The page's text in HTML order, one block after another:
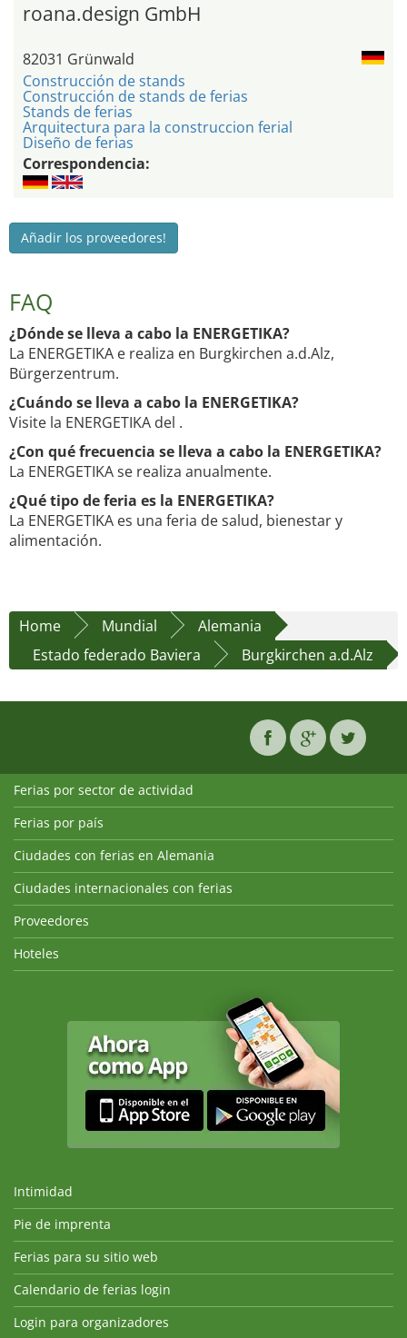
roana.design GmbH
82031 Grünwald
Construcción de stands
Construcción de stands de ferias
Stands de ferias
Arquitectura para la construccion ferial
Diseño de ferias
Correspondencia:
Añadir los proveedores!
FAQ
¿Dónde se lleva a cabo la ENERGETIKA?
La ENERGETIKA e realiza en Burgkirchen a.d.Alz,
Bürgerzentrum.
¿Cuándo se lleva a cabo la ENERGETIKA?
Visite la ENERGETIKA del .
¿Con qué frecuencia se lleva a cabo la ENERGETIKA?
La ENERGETIKA se realiza anualmente.
¿Qué tipo de feria es la ENERGETIKA?
La ENERGETIKA es una feria de salud, bienestar y
alimentación.
Home Mundial
Alemania
Estado federado Baviera
Burgkirchen a.d.Alz
Ferias por sector de actividad
Ferias por país
Ciudades con ferias en Alemania
Ciudades internacionales con ferias
Proveedores
Hoteles
Intimidad
Pie de imprenta
Ferias para su sitio web
Calendario de ferias login
Login para organizadores